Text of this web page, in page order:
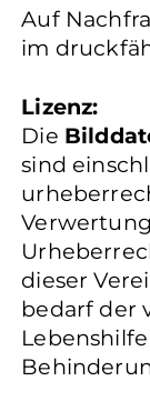
Auf
im
Lizenz:
Die
sind
dieser
bedarf der